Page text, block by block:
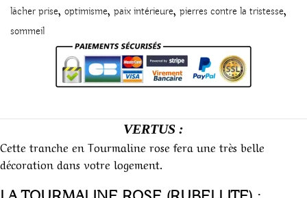
lâcher prise, optimisme, paix intérieure, pierres contre la tristesse,
sommeil
VERTUS :
Cette tranche en Tourmaline rose fera une très belle
décoration dans votre logement.